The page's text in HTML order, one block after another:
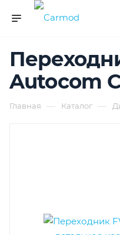
Autocom
Главная — Каталог —